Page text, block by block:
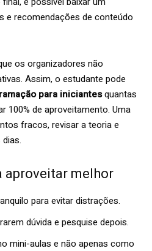
e recomendações de conteúdo
os organizadores não
Assim, o estudante pode
para iniciantesquantas
100% de aproveitamento. Uma
fracos, revisar a teoria e
aproveitar melhor
para evitar distrações.
dúvida e pesquise depois.
mini-aulas e não apenas como